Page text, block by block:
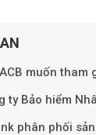
muốn tham
ty Bảo hiểm
phân phối